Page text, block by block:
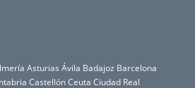
Asturias Ávila Badajoz Barcelona
CastellónCeuta Ciudad Real